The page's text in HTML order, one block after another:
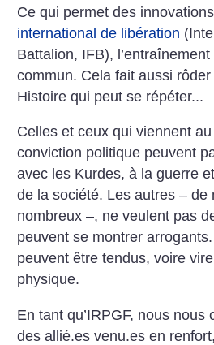
Ce qui permet des
international de libération
Battalion, IFB),
commun. Cela fait aussi rôder
Histoire qui peut se répéter...
Celles et ceux qui viennent
conviction politique peuvent
avec les Kurdes, à la guerre
de la société. Les autres – de
nombreux –, ne veulent pas
peuvent se montrer
peuvent être tendus, voire
physique.
En tant qu’IRPGF, nous nous
des allié.es venu.es en